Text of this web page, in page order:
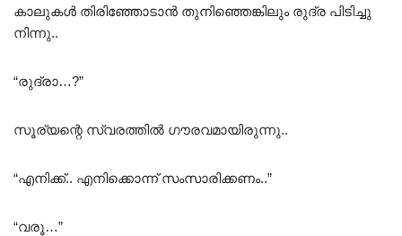
കാലുകൾ തിരിഞ്ഞോടാൻ തുനിഞ്ഞെങ്കിലും രുദ്ര പിടിച്ചു
നിന്നു..
“രുദ്രാ…?”
സൂര്യന്റെ സ്വരത്തിൽ ഗൗരവമായിരുന്നു..
“എനിക്ക്.. എനിക്കൊന്ന് സംസാരിക്കണം..”
“വരൂ…”